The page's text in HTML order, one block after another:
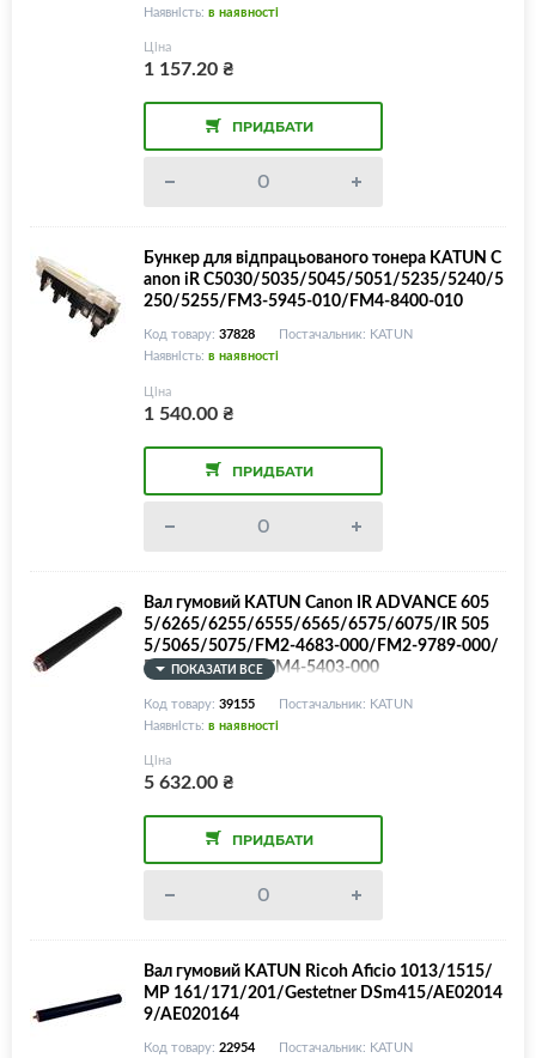
Наявність: в наявності
Ціна
1 157.20₴
ПРИДБАТИ
Бункер для відпрацьованого тонера KATUN C
anon iR C5030/5035/5045/5051/5235/5240/5
250/5255/FM3-5945-010/FM4-8400-010
Код товару: 37828
Постачальник: KATUN
Наявність: в наявності
Ціна
1 540.00₴
ПРИДБАТИ
Вал гумовий KATUN Canon IR ADVANCE 605
5/6265/6255/6555/6565/6575/6075/IR 505
5/5065/5075/FM2-4683-000/FM2-9789-000/
FM4-3160-000/FM4-5403-000
ПОКАЗАТИ ВСЕ
Код товару: 39155
Постачальник: KATUN
Наявність: в наявності
Ціна
5 632.00₴
ПРИДБАТИ
Вал гумовий KATUN Ricoh Aficio 1013/1515/
MP 161/171/201/Gestetner DSm415/AE02014
9/AE020164
Код товару: 22954
Постачальник: KATUN